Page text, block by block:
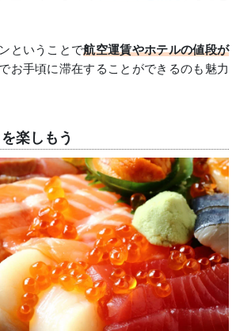
ということで航空運賃やホテルの値段が
お手頃に滞在することができるのも魅力
楽しもう